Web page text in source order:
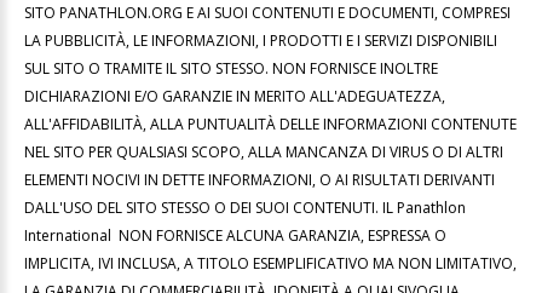
SITO PANATHLON.ORG E AI SUOI CONTENUTI E DOCUMENTI, COMPRESI
LA PUBBLICITÀ, LE INFORMAZIONI, I PRODOTTI E I SERVIZI DISPONIBILI
SUL SITO O TRAMITE IL SITO STESSO. NON FORNISCE INOLTRE
DICHIARAZIONI E/O GARANZIE IN MERITO ALL'ADEGUATEZZA,
ALL'AFFIDABILITÀ, ALLA PUNTUALITÀ DELLE INFORMAZIONI CONTENUTE
NEL SITO PER QUALSIASI SCOPO, ALLA MANCANZA DI VIRUS O DI ALTRI
ELEMENTI NOCIVI IN DETTE INFORMAZIONI, O AI RISULTATI DERIVANTI
DALL'USO DEL SITO STESSO O DEI SUOI CONTENUTI. IL Panathlon
International NON FORNISCE ALCUNA GARANZIA, ESPRESSA O
IMPLICITA, IVI INCLUSA, A TITOLO ESEMPLIFICATIVO MA NON LIMITATIVO,